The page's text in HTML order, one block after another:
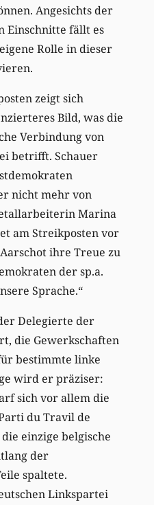
Angesichts der
Einschnitte fällt es
Rolle in dieser
zeigt sich
Bild, was die
Verbindung von
betrifft. Schauer
nicht mehr von
Marina
am Streikposten vor
ihre Treue zu
der sp.a.
Sprache.“
Delegierte der
die Gewerkschaften
bestimmte linke
wird er präziser:
sich vor allem die
du Travil de
einzige belgische
der
spaltete.
Linkspartei